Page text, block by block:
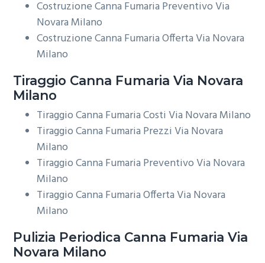
Costruzione Canna Fumaria Preventivo Via
Novara Milano
Costruzione Canna Fumaria Offerta Via Novara
Milano
Tiraggio Canna Fumaria Via Novara
Milano
Tiraggio Canna Fumaria Costi Via Novara Milano
Tiraggio Canna Fumaria Prezzi Via Novara
Milano
Tiraggio Canna Fumaria Preventivo Via Novara
Milano
Tiraggio Canna Fumaria Offerta Via Novara
Milano
Pulizia Periodica Canna Fumaria Via
Novara Milano